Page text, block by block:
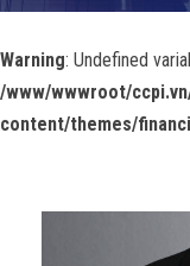
Warning: Undefined
/www/wwwroot/
content/themes/